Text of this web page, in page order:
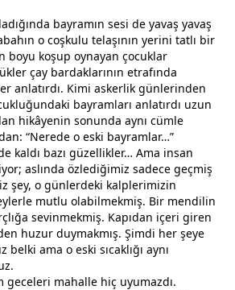
bayramın sesi de yavaş yavaş
o coşkulu telaşının yerini tatlı bir
boyu koşup oynayan çocuklar
çay bardaklarının etrafında
anlatırdı. Kimi askerlik günlerinden
bayramları anlatırdı uzun
hikâyenin sonunda aynı cümle
“Nerede o eski bayramlar…”
kaldı bazı güzellikler… Ama insan
aslında özlediğimiz sadece geçmiş
şey, o günlerdeki kalplerimizin
mutlu olabilmekmiş. Bir mendilin
sevinmekmiş. Kapıdan içeri giren
huzur duymakmış. Şimdi her şeye
belki ama o eski sıcaklığı aynı
geceleri mahalle hiç uyumazdı.